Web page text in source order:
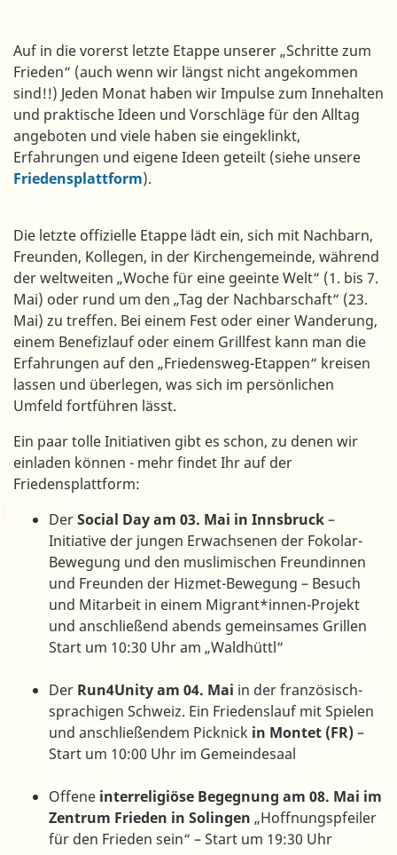
Auf in die vorerst letzte Etappe unserer „Schritte zum
Frieden“ (auch wenn wir längst nicht angekommen
sind!!) Jeden Monat haben wir Impulse zum Innehalten
und praktische Ideen und Vorschläge für den Alltag
angeboten und viele haben sie eingeklinkt,
Erfahrungen und eigene Ideen geteilt (siehe unsere
Friedensplattform).
Die letzte offizielle Etappe lädt ein, sich mit Nachbarn,
Freunden, Kollegen, in der Kirchengemeinde, während
der weltweiten „Woche für eine geeinte Welt“ (1. bis 7.
Mai) oder rund um den „Tag der Nachbarschaft“ (23.
Mai) zu treffen. Bei einem Fest oder einer Wanderung,
einem Benefizlauf oder einem Grillfest kann man die
Erfahrungen auf den „Friedensweg-Etappen“ kreisen
lassen und überlegen, was sich im persönlichen
Umfeld fortführen lässt.
Ein paar tolle Initiativen gibt es schon, zu denen wir
einladen können - mehr findet Ihr auf der
Friedensplattform:
DerSocial Day am 03. Mai in Innsbruck–
Initiative der jungen Erwachsenen der Fokolar-
Bewegung und den muslimischen Freundinnen
und Freunden der Hizmet-Bewegung – Besuch
und Mitarbeit in einem Migrant*innen-Projekt
und anschließend abends gemeinsames Grillen
Start um 10:30 Uhr am „Waldhüttl“
Der Run4Unity am 04. Mai in der französisch-
sprachigen Schweiz. Ein Friedenslauf mit Spielen
und anschließendem Picknick in Montet (FR) –
Start um 10:00 Uhr im Gemeindesaal
Offene interreligiöse Begegnung am 08. Mai im
Zentrum Frieden in Solingen „Hoffnungspfeiler
für den Frieden sein“ – Start um 19:30 Uhr